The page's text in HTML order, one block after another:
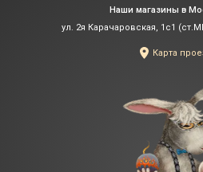
Наши магазины в
ул. 2я Карачаровская, 1с1
Карта